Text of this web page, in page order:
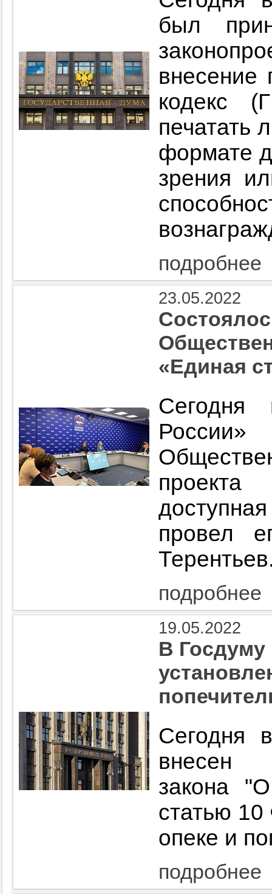
был
внесение
кодекс
печатать
формате
зрения
подробнее
23.05.2022
«Единая
Сегодня
России»
провел
подробнее
19.05.2022
В Госдуму
Сегодня
внесен
закона
статью
опеке и
подробнее